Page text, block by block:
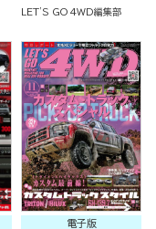
号LET'S GO 4WD編集部
電子版